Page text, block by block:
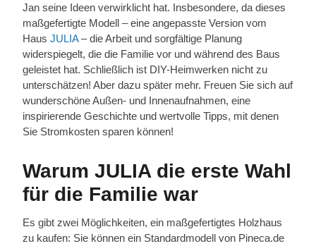
Jan seine Ideen verwirklicht hat. Insbesondere, da dieses
maßgefertigte Modell – eine angepasste Version vom
Haus JULIA– die Arbeit und sorgfältige Planung
widerspiegelt, die die Familie vor und während des Baus
geleistet hat. Schließlich ist DIY-Heimwerken nicht zu
unterschätzen! Aber dazu später mehr. Freuen Sie sich auf
wunderschöne Außen- und Innenaufnahmen, eine
inspirierende Geschichte und wertvolle Tipps, mit denen
Sie Stromkosten sparen können!
Warum JULIA die erste Wahl
für die Familie war
Es gibt zwei Möglichkeiten, ein maßgefertigtes Holzhaus
zu kaufen: Sie können ein Standardmodell von Pineca.de